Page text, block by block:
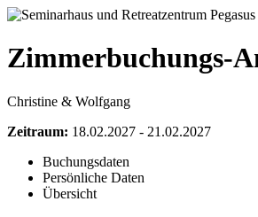
Zimmerbuchungs-
Christine & Wolfgang
Zeitraum: 18.02.2027 - 21.02.2027
Buchungsdaten
Persönliche Daten
Übersicht